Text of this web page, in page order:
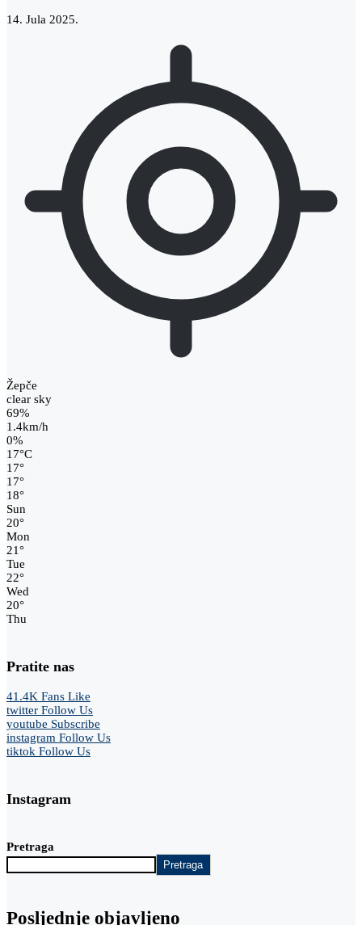
14. Jula 2025.
Žepče
clear sky
69%
1.4km/h
0%
17°C
17°
17°
18°
Sun
20°
Mon
21°
Tue
22°
Wed
20°
Thu
Pratite nas
41.4K Fans Like
twitter Follow Us
youtube Subscribe
instagram Follow Us
tiktok Follow Us
Instagram
Pretraga
Pretraga
Posljednje objavljeno